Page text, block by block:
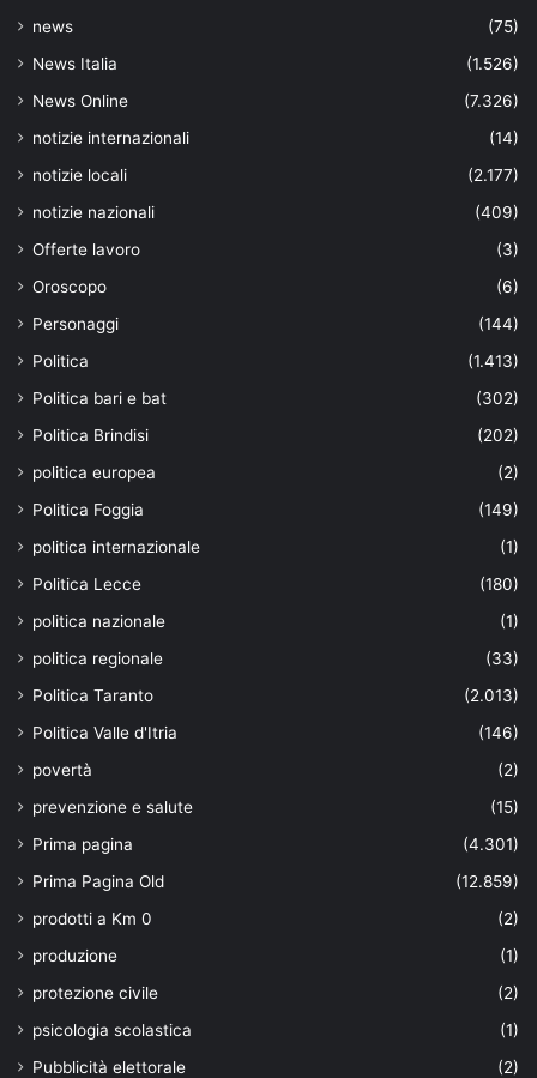
news
(75)
News Italia
(1.526)
News Online
(7.326)
notizie internazionali
(14)
notizie locali
(2.177)
notizie nazionali
(409)
Offerte lavoro
(3)
Oroscopo
(6)
Personaggi
(144)
Politica
(1.413)
Politica bari e bat
(302)
Politica Brindisi
(202)
politica europea
(2)
Politica Foggia
(149)
politica internazionale
(1)
Politica Lecce
(180)
politica nazionale
(1)
politica regionale
(33)
Politica Taranto
(2.013)
Politica Valle d'Itria
(146)
povertà
(2)
prevenzione e salute
(15)
Prima pagina
(4.301)
Prima Pagina Old
(12.859)
prodotti a Km 0
(2)
produzione
(1)
protezione civile
(2)
psicologia scolastica
(1)
Pubblicità elettorale
(2)